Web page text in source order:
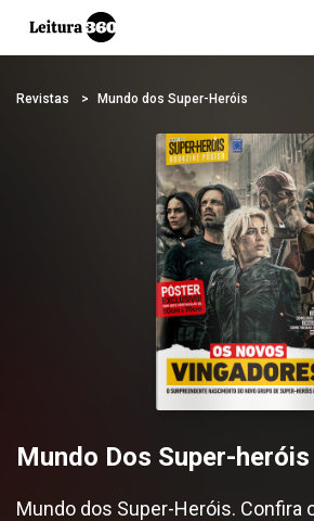
Revistas Mundo dos Super-Heróis
Mundo Dos Super-heróis
Mundo dos Super-Heróis. Confira